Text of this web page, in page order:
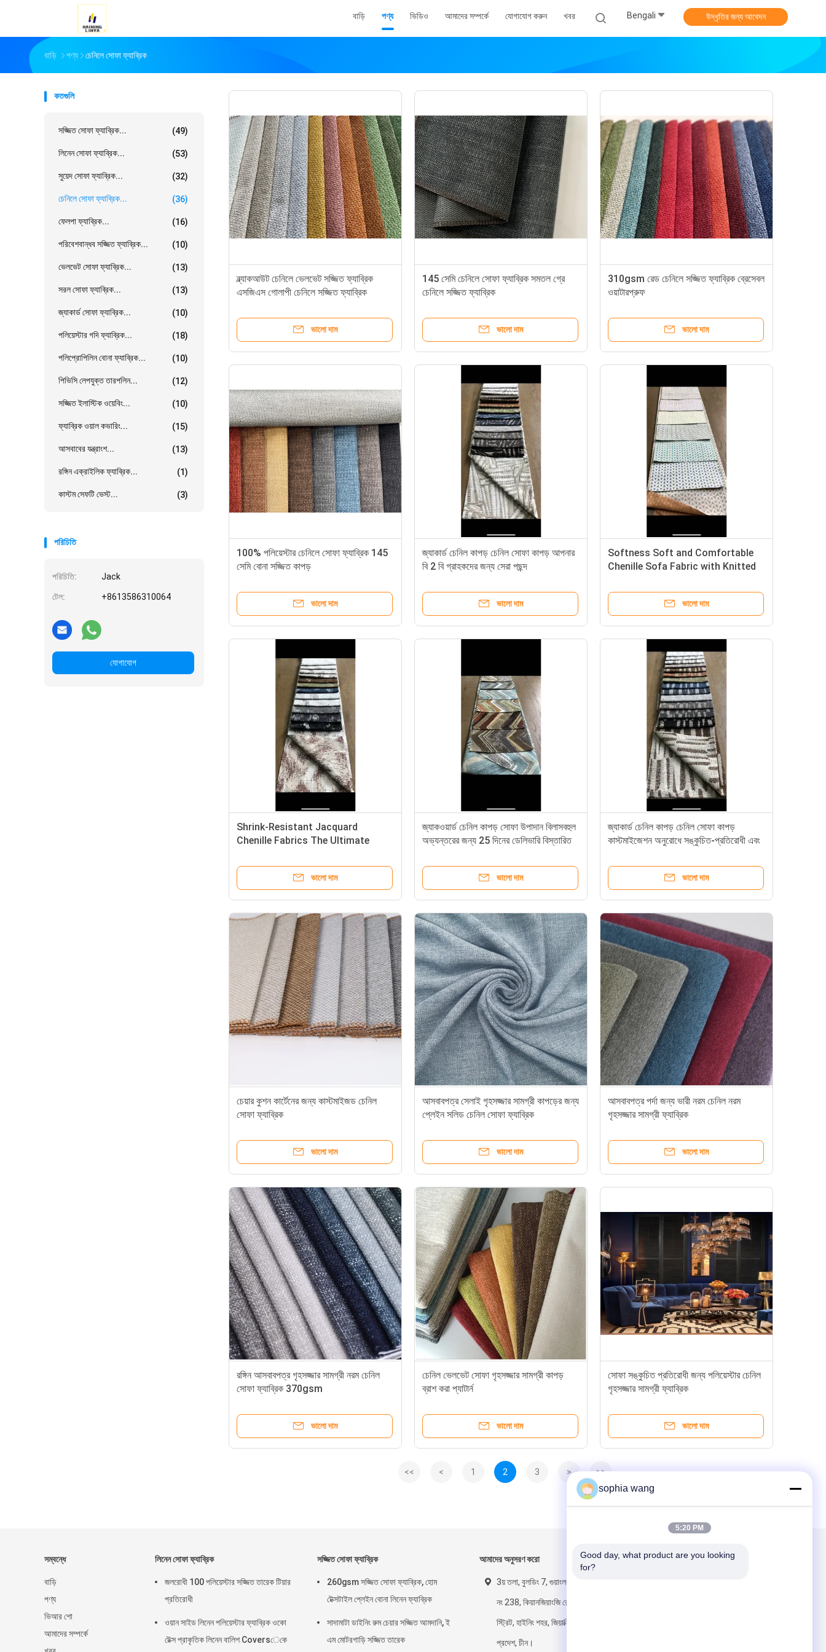
বাড়ি পণ্য ভিডিও আমাদের সম্পর্কে যোগাযোগ করুন খবর Bengali উদ্ধৃতির জন্য আবেদন
বাড়ি পণ্য চেনিলে সোফা ফ্যাব্রিক
কতগুলি
সজ্জিত সোফা ফ্যাব্রিক... (49)
লিনেন সোফা ফ্যাব্রিক... (53)
সুয়েদ সোফা ফ্যাব্রিক... (32)
চেনিলে সোফা ফ্যাব্রিক... (36)
ফেলপা ফ্যাব্রিক... (16)
পরিবেশবান্ধব সজ্জিত ফ্যাব্রিক... (10)
ভেলভেট সোফা ফ্যাব্রিক... (13)
সরল সোফা ফ্যাব্রিক... (13)
জ্যাকার্ড সোফা ফ্যাব্রিক... (10)
পলিয়েস্টার গদি ফ্যাব্রিক... (18)
পলিপ্রোপিলিন বোনা ফ্যাব্রিক... (10)
পিভিসি লেপযুক্ত তারপলিন... (12)
সজ্জিত ইলাস্টিক ওয়েবিং... (10)
ফ্যাব্রিক ওয়াল কভারিং... (15)
আসবাবের যন্ত্রাংশ... (13)
রঙ্গিন এক্রাইলিক ফ্যাব্রিক... (1)
কাস্টম সেফটি ভেস্ট... (3)
পরিচিতি
পরিচিতি: Jack
টেল: +8613586310064
যোগাযোগ
ব্ল্যাকআউট চেনিলে ভেলভেট সজ্জিত ফ্যাব্রিক
এসজিএস গোলাপী চেনিলে সজ্জিত ফ্যাব্রিক
ভালো দাম
145 সেমি চেনিলে সোফা ফ্যাব্রিক সমতল গ্রে
চেনিলে সজ্জিত ফ্যাব্রিক
ভালো দাম
310gsm রেড চেনিলে সজ্জিত ফ্যাব্রিক ব্রেসেবল
ওয়াটারপ্রুফ
ভালো দাম
100% পলিয়েস্টার চেনিলে সোফা ফ্যাব্রিক 145
সেমি বোনা সজ্জিত কাপড়
ভালো দাম
জ্যাকার্ড চেনিল কাপড় চেনিল সোফা কাপড় আপনার
বি 2 বি গ্রাহকদের জন্য সেরা পছন্দ
ভালো দাম
Softness Soft and Comfortable
Chenille Sofa Fabric with Knitted
ভালো দাম
Shrink-Resistant Jacquard
Chenille Fabrics The Ultimate
Textiles
ভালো দাম
জ্যাকওয়ার্ড চেনিল কাপড় সোফা উপাদান বিলাসবহুল
অভ্যন্তরের জন্য 25 দিনের ডেলিভারি বিস্তারিত
ভালো দাম
জ্যাকার্ড চেনিল কাপড় চেনিল সোফা কাপড়
কাস্টমাইজেশন অনুরোধে সঙ্কুচিত-প্রতিরোধী এবং
ভালো দাম
চেয়ার কুশন কার্টেনের জন্য কাস্টমাইজড চেনিল
সোফা ফ্যাব্রিক
ভালো দাম
আসবাবপত্র সেলাই গৃহসজ্জার সামগ্রী কাপড়ের জন্য
প্লেইন সলিড চেনিল সোফা ফ্যাব্রিক
ভালো দাম
আসবাবপত্র পর্দা জন্য ভারী নরম চেনিল নরম
গৃহসজ্জার সামগ্রী ফ্যাব্রিক
ভালো দাম
রঙ্গিন আসবাবপত্র গৃহসজ্জার সামগ্রী নরম চেনিল
সোফা ফ্যাব্রিক 370gsm
ভালো দাম
চেনিল ভেলভেট সোফা গৃহসজ্জার সামগ্রী কাপড়
ব্রাশ করা প্যাটার্ন
ভালো দাম
সোফা সঙ্কুচিত প্রতিরোধী জন্য পলিয়েস্টার চেনিল
গৃহসজ্জার সামগ্রী ফ্যাব্রিক
ভালো দাম
<< < 1 2 3 > >>
সম্বন্ধে
বাড়ি
পণ্য
ভিআর শো
আমাদের সম্পর্কে
লিনেন সোফা ফ্যাব্রিক
জলরোধী 100 পলিয়েস্টার সজ্জিত তারেক টিয়ার
প্রতিরোধী
ওয়ান সাইড লিনেন পলিয়েস্টার ফ্যাব্রিক ওকো
টেক্স প্রাকৃতিক লিনেন বালিশ Coversেকে
সজ্জিত সোফা ফ্যাব্রিক
260gsm সজ্জিত সোফা ফ্যাব্রিক, হোম
টেক্সটাইল প্লেইন বোনা লিনেন ফ্যাব্রিক
সাদামাটা ডাইনিং রুম চেয়ার সজ্জিত আমদানি, ই
এম মোটরগাড়ি সজ্জিত তারেক
আমাদের অনুসরণ করো
3য় তলা, বুলডিং 7, গুয়াংলং ওয়েলথ সেন্টার,
নং 238, কিয়ানজিয়াংজি রোড, হাইজৌ
স্ট্রিট, হাইনিং শহর, জিয়াক্সিং, ঝেজিয়াং
প্রদেশ, চীন।
আমাদের মেইল ​​করুন
sophia wang
5:20 PM
Good day, what product are you looking
for?